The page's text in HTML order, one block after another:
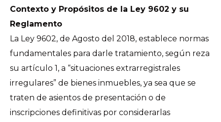
Contexto y Propósitos de la Ley 9602 y su
Reglamento
La Ley 9602, de Agosto del 2018, establece normas
fundamentales para darle tratamiento, según reza
su artículo 1, a “situaciones extrarregistrales
irregulares” de bienes inmuebles, ya sea que se
traten de asientos de presentación o de
inscripciones definitivas por considerarlas